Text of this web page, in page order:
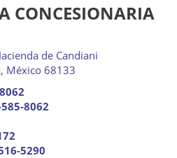
CONCESIONARIA
de Candiani
, México 68133
8062
5290